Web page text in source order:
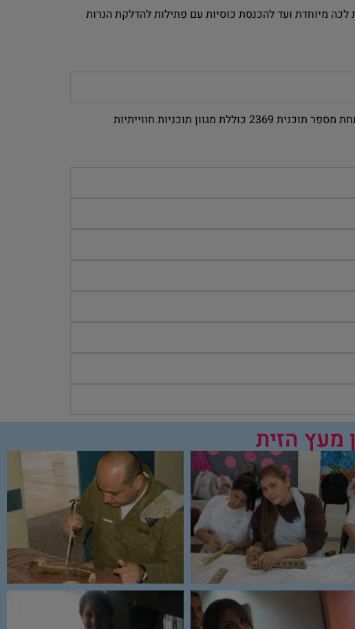
מיוחדת ועד להכנסת כוסיות עם פתילות להדלקת הנרות
בהחלט הסדנה והפעילות מאושרת במערכת גפן (מס' 2369). הפעילות המופיעה במערכת גפ"ן של משרד החינוך תחת מספר תוכנית 2369 כוללת מגוון תוכניות חווייתיות
מעץ הזית